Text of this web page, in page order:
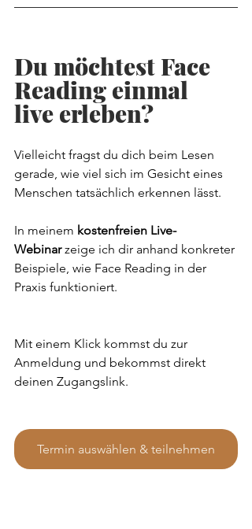
Du möchtest Face
Reading einmal
live erleben?
Vielleicht fragst du dich beim Lesen
gerade, wie viel sich im Gesicht eines
Menschen tatsächlich erkennen lässt.
In meinem kostenfreien Live-
Webinar zeige ich dir anhand konkreter
Beispiele, wie Face Reading in der
Praxis funktioniert.
Mit einem Klick kommst du zur
Anmeldung und bekommst direkt
deinen Zugangslink.
Termin auswählen & teilnehmen